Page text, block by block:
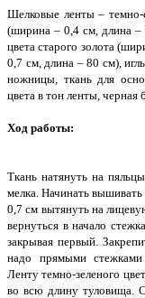
Шелковые ленты –
(ширина – 0,4 см, длина
цвета старого золота
0,7 см, длина – 80 см),
ножницы, ткань для
цвета в тон ленты, черная
Ход работы:
Ткань натянуть на
мелка. Начинать
0,7 см вытянуть на
вернуться в начало
закрывая первый.
надо прямыми стежками
Ленту темно-зеленого
во всю длину туловища.